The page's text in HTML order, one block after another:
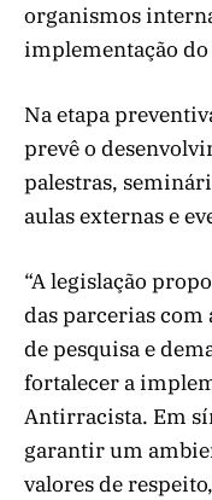
organismos
implementação
Na etapa
prevê o
palestras,
aulas externas e
“A legislação
das parcerias
de pesquisa e
fortalecer a
Antirracista. Em
garantir um
valores de